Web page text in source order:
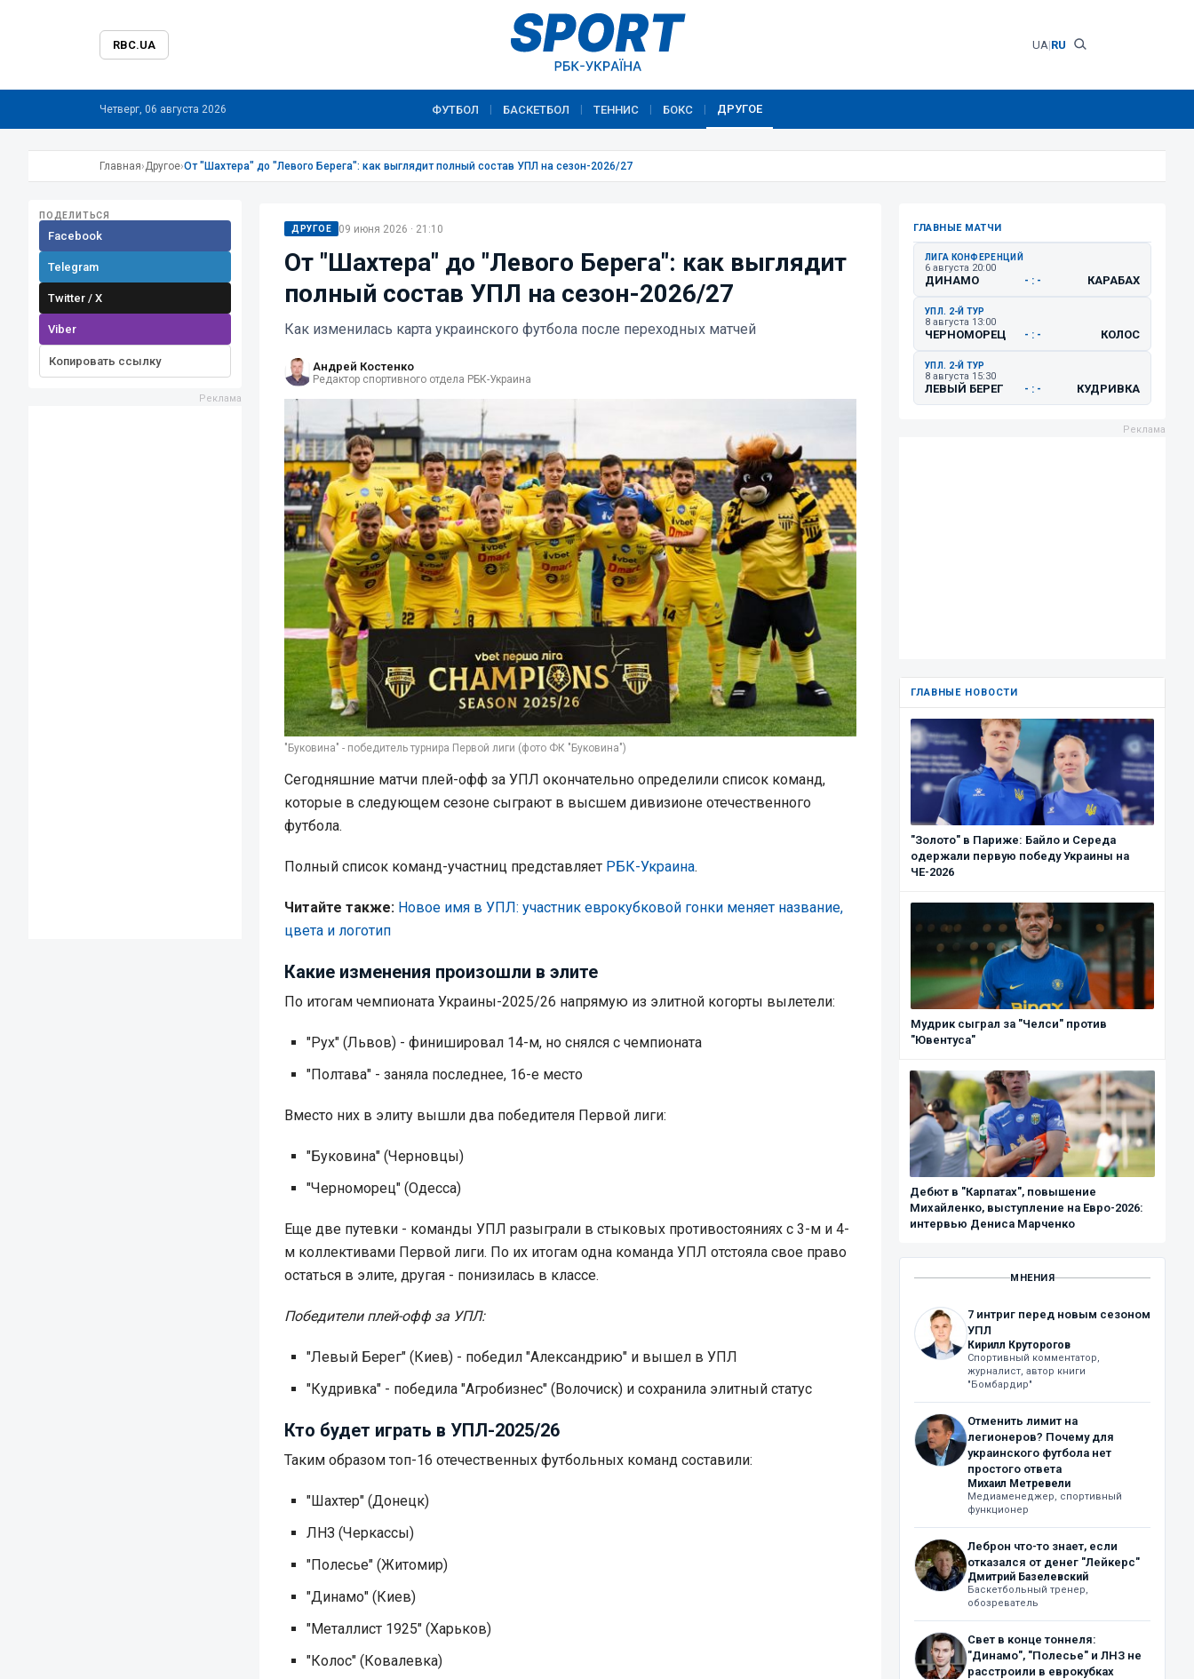
RBC.UA UA|RU
Четверг, 06 августа 2026 ФУТБОЛ БАСКЕТБОЛ ТЕННИС БОКС ДРУГОЕ
Главная›Другое›От "Шахтера" до "Левого Берега": как выглядит полный состав УПЛ на сезон-2026/27
ПОДЕЛИТЬСЯ
Facebook
Telegram
Twitter / X
Viber
Копировать ссылку
ДРУГОЕ 09 июня 2026 · 21:10
От "Шахтера" до "Левого Берега": как выглядит
полный состав УПЛ на сезон-2026/27
Как изменилась карта украинского футбола после переходных матчей
Андрей Костенко
Редактор спортивного отдела РБК-Украина
"Буковина" - победитель турнира Первой лиги (фото ФК "Буковина")
Сегодняшние матчи плей-офф за УПЛ окончательно определили список команд,
которые в следующем сезоне сыграют в высшем дивизионе отечественного
футбола.
Полный список команд-участниц представляет РБК-Украина.
Читайте также: Новое имя в УПЛ: участник еврокубковой гонки меняет название,
цвета и логотип
Какие изменения произошли в элите
По итогам чемпионата Украины-2025/26 напрямую из элитной когорты вылетели:
"Рух" (Львов) - финишировал 14-м, но снялся с чемпионата
"Полтава" - заняла последнее, 16-е место
Вместо них в элиту вышли два победителя Первой лиги:
"Буковина" (Черновцы)
"Черноморец" (Одесса)
Еще две путевки - команды УПЛ разыграли в стыковых противостояниях с 3-м и 4-
м коллективами Первой лиги. По их итогам одна команда УПЛ отстояла свое право
остаться в элите, другая - понизилась в классе.
Победители плей-офф за УПЛ:
"Левый Берег" (Киев) - победил "Александрию" и вышел в УПЛ
"Кудривка" - победила "Агробизнес" (Волочиск) и сохранила элитный статус
Кто будет играть в УПЛ-2025/26
Таким образом топ-16 отечественных футбольных команд составили:
"Шахтер" (Донецк)
ЛНЗ (Черкассы)
"Полесье" (Житомир)
"Динамо" (Киев)
"Металлист 1925" (Харьков)
"Колос" (Ковалевка)
ГЛАВНЫЕ МАТЧИ
ЛИГА КОНФЕРЕНЦИЙ
6 августа 20:00
ДИНАМО - : - КАРАБАХ
УПЛ. 2-Й ТУР
8 августа 13:00
ЧЕРНОМОРЕЦ - : - КОЛОС
УПЛ. 2-Й ТУР
8 августа 15:30
ЛЕВЫЙ БЕРЕГ - : - КУДРИВКА
ГЛАВНЫЕ НОВОСТИ
"Золото" в Париже: Байло и Середа
одержали первую победу Украины на
ЧЕ-2026
Мудрик сыграл за "Челси" против
"Ювентуса"
Дебют в "Карпатах", повышение
Михайленко, выступление на Евро-2026:
интервью Дениса Марченко
МНЕНИЯ
7 интриг перед новым сезоном
УПЛ
Кирилл Круторогов
Спортивный комментатор,
журналист, автор книги
"Бомбардир"
Отменить лимит на
легионеров? Почему для
украинского футбола нет
простого ответа
Михаил Метревели
Медиаменеджер, спортивный
функционер
Леброн что-то знает, если
отказался от денег "Лейкерс"
Дмитрий Базелевский
Баскетбольный тренер,
обозреватель
Свет в конце тоннеля:
"Динамо", "Полесье" и ЛНЗ не
расстроили в еврокубках